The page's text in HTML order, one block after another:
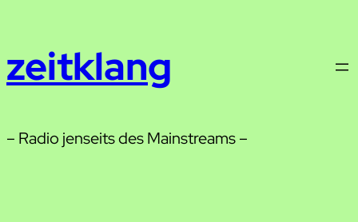
springen
zeitklang
– Radio jenseits des Mainstreams –